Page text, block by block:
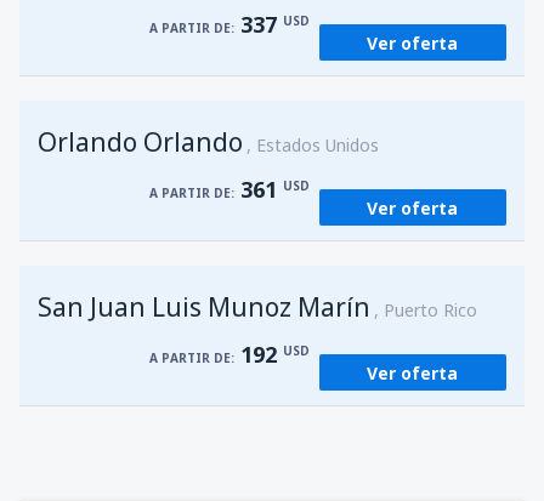
A PARTIR DE: 337 USD
Ver oferta
Orlando Orlando Estados Unidos
A PARTIR DE: 361 USD
Ver oferta
San Juan Luis Munoz Marín Puerto Rico
A PARTIR DE: 192 USD
Ver oferta